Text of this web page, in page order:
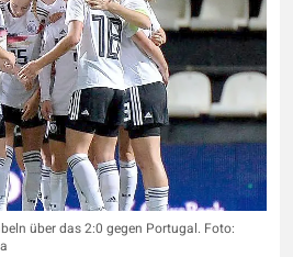
über das 2:0 gegen Portugal. Foto: